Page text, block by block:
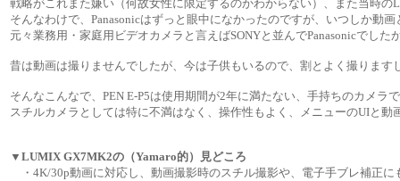
戦略がこれまた嫌い（何故女性に限定するのかわからない）、また当時
そんなわけで、Panasonicはずっと眼中になかったのですが、いつしか動
元々業務用・家庭用ビデオカメラと言えばSONYと並んでPanasonicでし
昔は動画は撮りませんでしたが、今は子供もいるので、割とよく撮りま
そんなこんなで、PEN E-P5は使用期間が2年に満たない、手持ちのカメラ
スチルカメラとしては特に不満はなく、操作性もよく、メニューのUIと
▼LUMIX GX7MK2の（Yamaro的）見どころ
・4K/30p動画に対応し、動画撮影時のスチル撮影や、電子手ブレ補正